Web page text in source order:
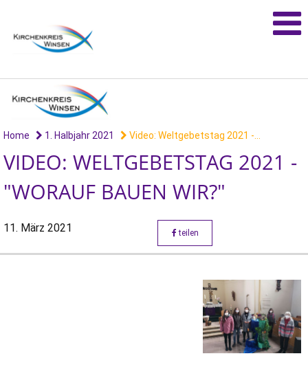
Home 1. Halbjahr 2021 Video: Weltgebetstag 2021 -...
VIDEO: WELTGEBETSTAG 2021 -
"WORAUF BAUEN WIR?"
11. März 2021 teilen